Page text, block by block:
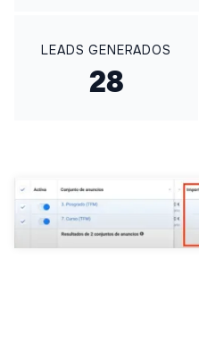
LEADS GENERADOS
28